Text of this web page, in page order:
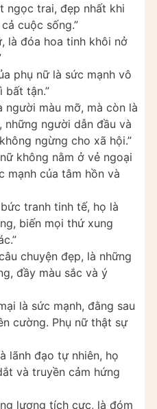
ngọc trai, đẹp nhất khi
cuộc sống.”
là đóa hoa tinh khôi nở
phụ nữ là sức mạnh vô
bất tận.”
người màu mỡ, mà còn là
những người dẫn đầu và
ngừng cho xã hội.”
không nằm ở vẻ ngoại
mạnh của tâm hồn và
tranh tinh tế, họ là
biến mọi thứ xung
chuyện đẹp, là những
đầy màu sắc và ý
là sức mạnh, đằng sau
cường. Phụ nữ thật sự
lãnh đạo tự nhiên, họ
và truyền cảm hứng
lượng tích cực, là đóm